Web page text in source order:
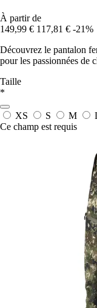
À partir de
149,99 € 117,81 € -21%
Découvrez le pantalon
pour les passionnées de
Taille
*
XS S M
Ce champ est requis